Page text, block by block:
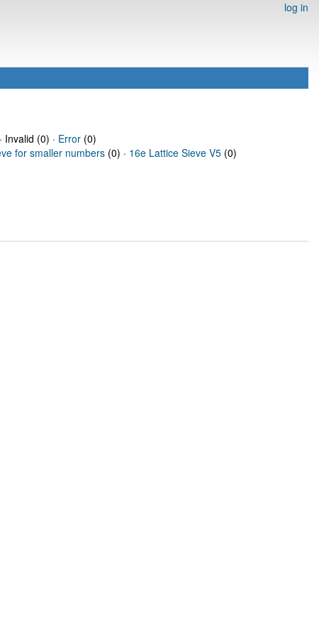
log in
Invalid (0) · Error(0)
for smaller numbers (0) · 16e Lattice Sieve V5 (0)